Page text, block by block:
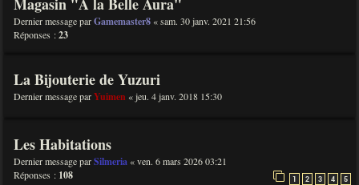
Dernier message parGamemaster8 «sam. 30 janv. 2021 21:56
Réponses :23
La Bijouterie de Yuzuri
Dernier message parYuimen «jeu. 4 janv. 2018 15:30
Les Habitations
Dernier message parSilmeria «ven. 6 mars 2026 03:21
Réponses : 108 1 2 3 4 5